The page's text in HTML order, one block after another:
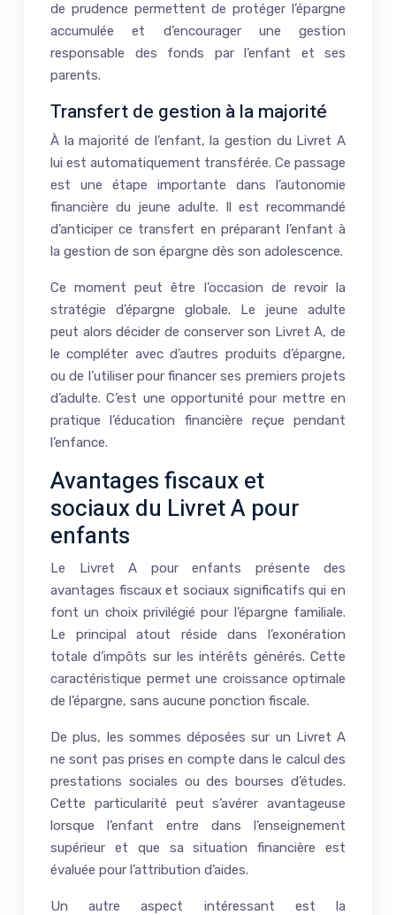
de prudence permettent de protéger l’épargne
accumulée et d’encourager une gestion
responsable des fonds par l’enfant et ses
parents.
Transfert de gestion à la majorité
À la majorité de l’enfant, la gestion du Livret A
lui est automatiquement transférée. Ce passage
est une étape importante dans l’autonomie
financière du jeune adulte. Il est recommandé
d’anticiper ce transfert en préparant l’enfant à
la gestion de son épargne dès son adolescence.
Ce moment peut être l’occasion de revoir la
stratégie d’épargne globale. Le jeune adulte
peut alors décider de conserver son Livret A, de
le compléter avec d’autres produits d’épargne,
ou de l’utiliser pour financer ses premiers projets
d’adulte. C’est une opportunité pour mettre en
pratique l’éducation financière reçue pendant
l’enfance.
Avantages fiscaux et
sociaux du Livret A pour
enfants
Le Livret A pour enfants présente des
avantages fiscaux et sociaux significatifs qui en
font un choix privilégié pour l’épargne familiale.
Le principal atout réside dans l’exonération
totale d’impôts sur les intérêts générés. Cette
caractéristique permet une croissance optimale
de l’épargne, sans aucune ponction fiscale.
De plus, les sommes déposées sur un Livret A
ne sont pas prises en compte dans le calcul des
prestations sociales ou des bourses d’études.
Cette particularité peut s’avérer avantageuse
lorsque l’enfant entre dans l’enseignement
supérieur et que sa situation financière est
évaluée pour l’attribution d’aides.
Un autre aspect intéressant est la